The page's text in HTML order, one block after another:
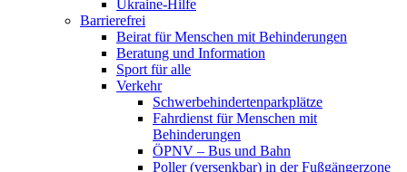
Ukraine-Hilfe
Barrierefrei
Beirat für Menschen mit Behinderungen
Beratung und Information
Sport für alle
Verkehr
Schwerbehindertenparkplätze
Fahrdienst für Menschen mit
Behinderungen
ÖPNV – Bus und Bahn
Poller (versenkbar) in der Fußgängerzone